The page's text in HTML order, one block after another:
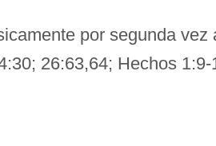
por segunda
26:63,64; Hechos